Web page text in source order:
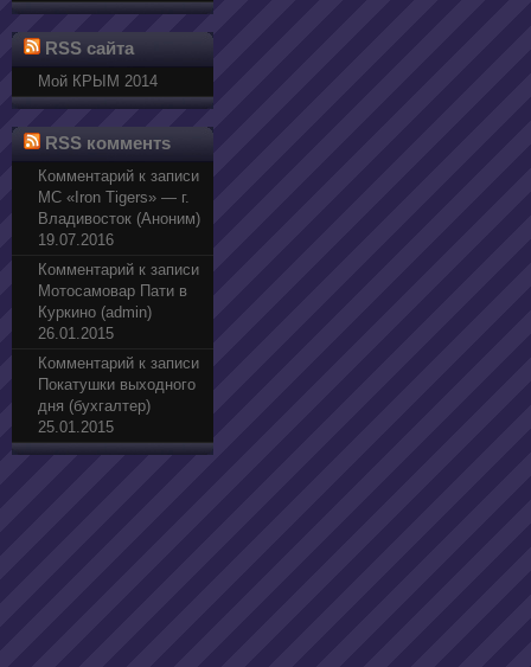
RSS сайта
Мой КРЫМ 2014
RSS комментs
Комментарий к записи
МС «Iron Tigers» — г.
Владивосток (Аноним)
19.07.2016
Комментарий к записи
Мотосамовар Пати в
Куркино (admin)
26.01.2015
Комментарий к записи
Покатушки выходного
дня (бухгалтер)
25.01.2015